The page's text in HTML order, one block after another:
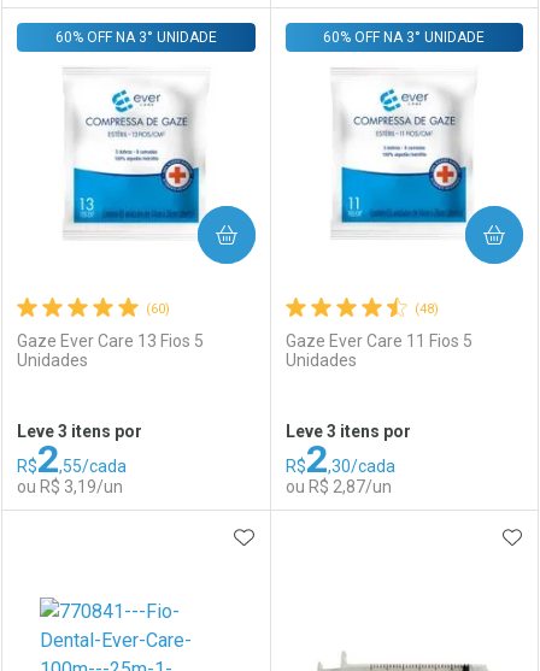
FECHAR
Laboratório
Comprar sem Desconto
Por R$ 22,30/cada
FECHAR
Por Menos
Comprar sem Desconto
Por R$ 22,30/cada
Laboratório
Comprar sem Desconto
Por R$ 79,11/cada
Por Menos
Comprar sem Desconto
Por R$ 79,11/cada
(60)
Gaze Ever Care 13 Fios 5
Unidades
60% OFF NA 3° UNIDADE
Leve 3 itens por
R$2,55/cada
ou R$ 3,19/un
COMPRAR
Laboratório
Por Menos
(48)
Gaze Ever Care 11 Fios 5
Unidades
60% OFF NA 3° UNIDADE
Leve 3 itens por
R$2,30/cada
ou R$ 2,87/un
COMPRAR
ADICIONAR AOS FAVORITOS